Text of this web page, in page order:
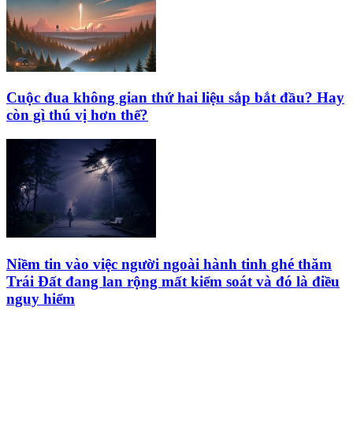
Cuộc đua không gian thứ hai liệu sắp bắt đầu? Hay
còn gì thú vị hơn thế?
Niềm tin vào việc người ngoài hành tinh ghé thăm
Trái Đất đang lan rộng mất kiểm soát và đó là điều
nguy hiểm